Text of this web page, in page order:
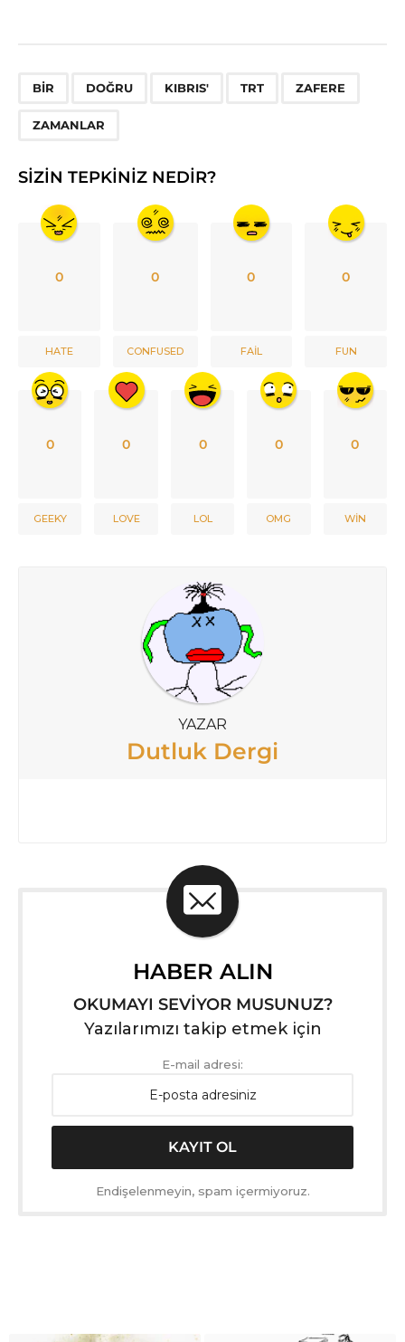
BIR DOĞRU KIBRIS' TRT ZAFERE
ZAMANLAR
SIZIN TEPKINIZ NEDIR?
0
HATE
0
CONFUSED
0
FAIL
0
FUN
0
GEEKY
0
LOVE
0
LOL
0
OMG
0
WIN
YAZAR
Dutluk Dergi
HABER ALIN
OKUMAYI SEVİYOR MUSUNUZ?
Yazılarımızı takip etmek için
E-mail adresi:
Endişelenmeyin, spam içermiyoruz.